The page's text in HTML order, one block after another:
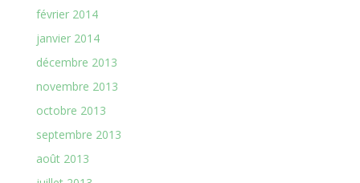
février 2014
janvier 2014
décembre 2013
novembre 2013
octobre 2013
septembre 2013
août 2013